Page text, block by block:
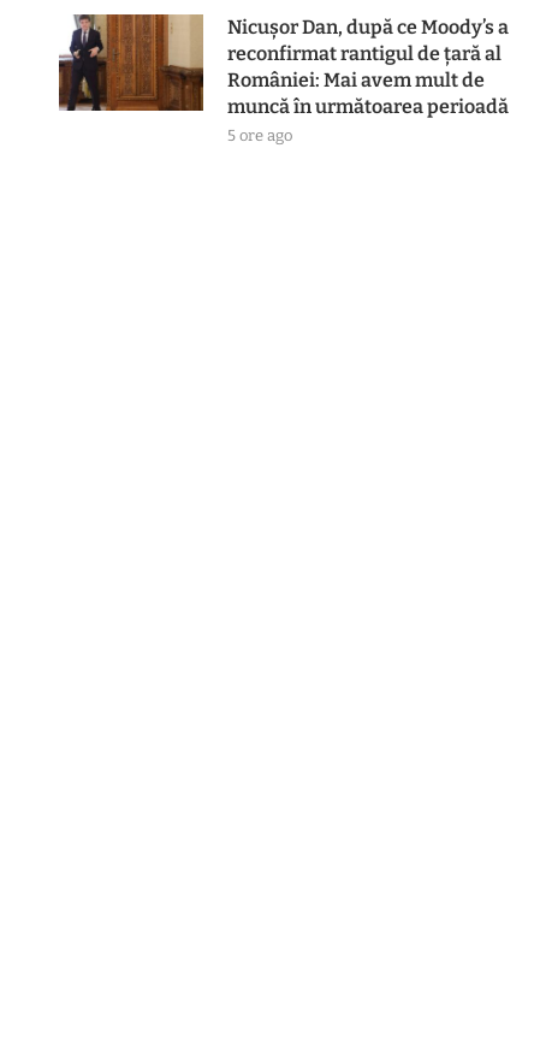
Nicușor Dan, după ce Moody’s a
reconfirmat rantigul de țară al
României: Mai avem mult de
muncă în următoarea perioadă
5 ore ago